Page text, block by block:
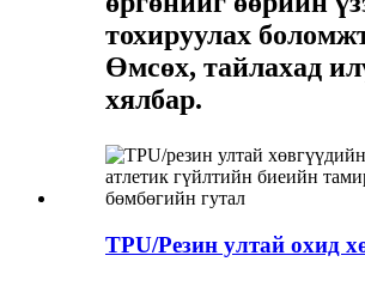
тохируулах
Өмсөх, тайлахад
хялбар.
TPU/Резин ултай охид